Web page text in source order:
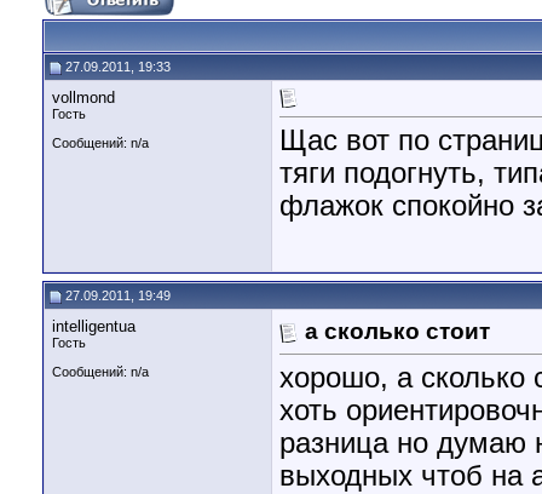
27.09.2011, 19:33
vollmond
Гость
Сообщений: n/a
Щас вот по
тяги подогнуть,
флажок спокойно
27.09.2011, 19:49
intelligentua
Гость
Сообщений: n/a
а сколько стоит
хорошо, а сколько
хоть
разница но думаю
выходных чтоб на